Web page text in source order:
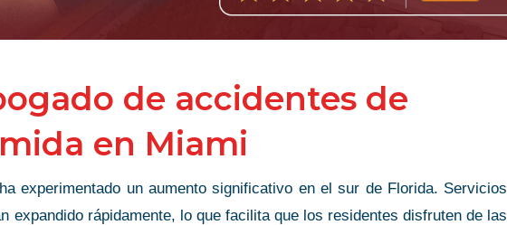
de accidentes de
en Miami
experimentado un aumento significativo en el sur de Florida. Servicios
expandido rápidamente, lo que facilita que los residentes disfruten de las